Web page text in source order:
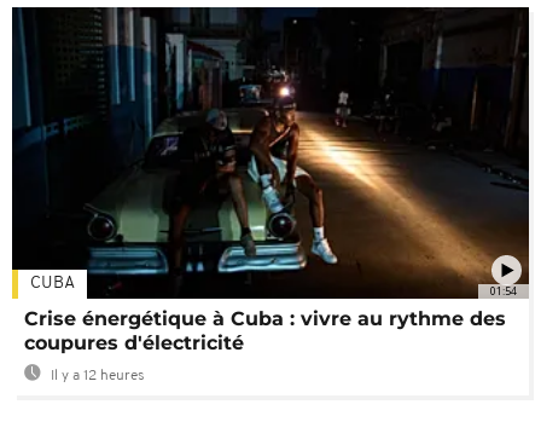
01:54
CUBA
Crise énergétique à Cuba : vivre au rythme des
coupures d'électricité
Il y a 12 heures